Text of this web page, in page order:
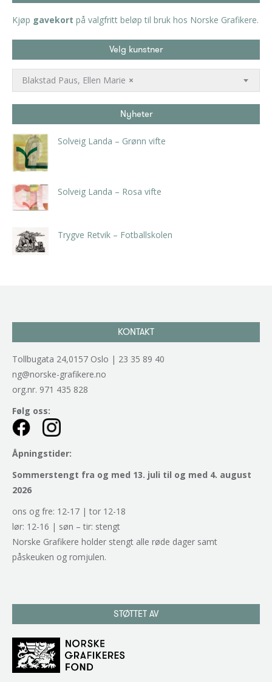
Kjøp gavekort på valgfritt beløp til bruk hos Norske Grafikere.
Velg kunstner
×
Blakstad Paus, Ellen Marie
Nyheter
Solveig Landa – Grønn vifte
Solveig Landa – Rosa vifte
Trygve Retvik – Fotballskolen
KONTAKT
Tollbugata 24,0157 Oslo | 23 35 89 40
ng@norske-grafikere.no
org.nr. 971 435 828
Følg oss:
Åpningstider:
Sommerstengt fra og med 13. juli til og med 4. august
2026
ons og fre: 12-17 | tor 12-18
lør: 12-16 | søn – tir: stengt
Norske Grafikere holder stengt alle røde dager samt
påskeuken og romjulen.
STØTTET AV